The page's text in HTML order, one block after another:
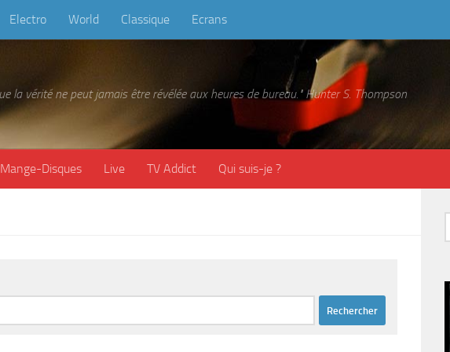
Electro World Classique Ecrans
la vérité ne peut jamais être révélée aux heures de bureau." Hunter S. Thompson
Mange-Disques Live TV Addict Qui suis-je ?